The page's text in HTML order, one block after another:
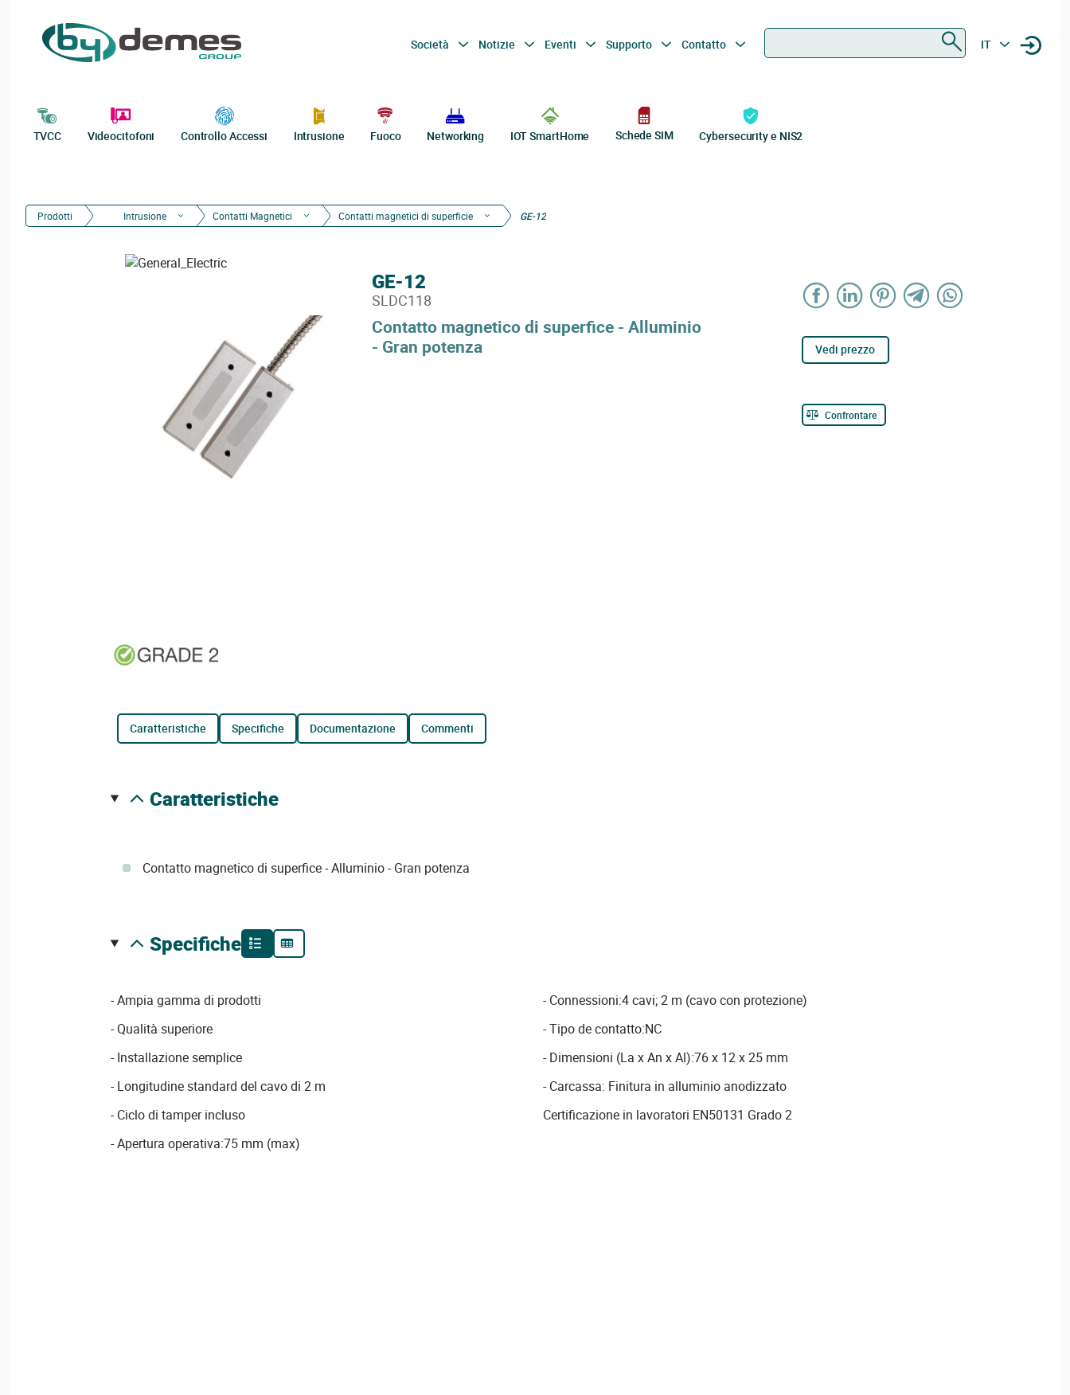
Società Notizie Eventi Supporto Contatto IT
TVCC Videocitofoni Controllo Accessi Intrusione Fuoco Networking IOT SmartHome Schede SIM Cybersecurity e NIS2
Prodotti Intrusione Contatti Magnetici Contatti magnetici di superficie GE-12
Contatto magnetico di superfice - Alluminio
- Gran potenza
GE-12
SLDC118
Vedi prezzo
Confrontare
caratteristiche specifiche documentazione commenti
caratteristiche
Contatto magnetico di superfice - Alluminio - Gran potenza
specifiche
- Ampia gamma di prodotti
- Qualità superiore
- Installazione semplice
- Longitudine standard del cavo di 2 m
- Ciclo di tamper incluso
- Apertura operativa:75 mm (max)
- Connessioni:4 cavi; 2 m (cavo con protezione)
- Tipo de contatto:NC
- Dimensioni (La x An x Al):76 x 12 x 25 mm
- Carcassa: Finitura in alluminio anodizzato
Certificazione in lavoratori EN50131 Grado 2